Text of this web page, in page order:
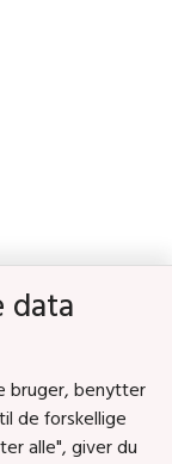
data
bruger, benytter
de forskellige
alle", giver du